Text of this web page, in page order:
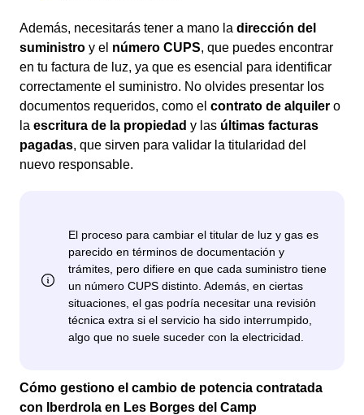
Además, necesitarás tener a mano la dirección del
suministro y el número CUPS, que puedes encontrar
en tu factura de luz, ya que es esencial para identificar
correctamente el suministro. No olvides presentar los
documentos requeridos, como el contrato de alquiler o
la escritura de la propiedad y las últimas facturas
pagadas, que sirven para validar la titularidad del
nuevo responsable.
Cómo gestiono el cambio de potencia contratada
con Iberdrola en Les Borges del Camp